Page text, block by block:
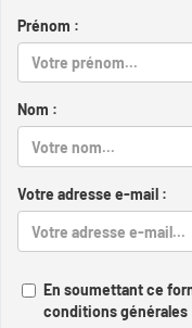
Prénom :
Nom :
Votre adresse e-mail :
En soumettant ce
conditions générales